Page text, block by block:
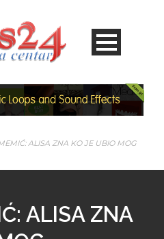
ALISA ZNA KO JE UBIO MOG
ALISA ZNA